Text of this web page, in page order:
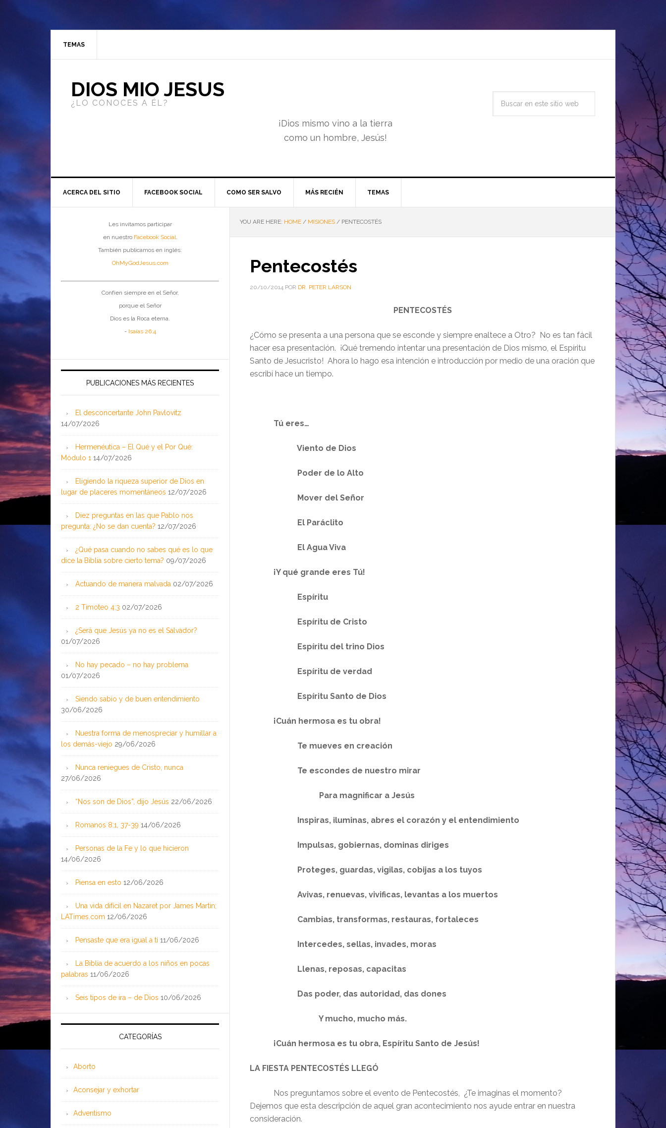
TEMAS
DIOS MIO JESUS
¿LO CONOCES A ÉL?
¡Dios mismo vino a la tierra
como un hombre, Jesús!
ACERCA DEL SITIO FACEBOOK SOCIAL COMO SER SALVO MÁS RECIÉN TEMAS
YOU ARE HERE: HOME / MISIONES / PENTECOSTÉS
Pentecostés
20/10/2014 POR DR. PETER LARSON
PENTECOSTÉS
¿Cómo se presenta a una persona que se esconde y siempre enaltece a Otro? No es tan fácil
hacer esa presentación. ¡Qué tremendo intentar una presentación de Dios mismo, el Espíritu
Santo de Jesucristo! Ahora lo hago esa intención e introducción por medio de una oración que
escribí hace un tiempo.
Tú eres…
Viento de Dios
Poder de lo Alto
Mover del Señor
El Paráclito
El Agua Viva
¡Y qué grande eres Tú!
Espíritu
Espíritu de Cristo
Espíritu del trino Dios
Espíritu de verdad
Espíritu Santo de Dios
¡Cuán hermosa es tu obra!
Te mueves en creación
Te escondes de nuestro mirar
Para magnificar a Jesús
Inspiras, iluminas, abres el corazón y el entendimiento
Impulsas, gobiernas, dominas diriges
Proteges, guardas, vigilas, cobijas a los tuyos
Avivas, renuevas, vivificas, levantas a los muertos
Cambias, transformas, restauras, fortaleces
Intercedes, sellas, invades, moras
Llenas, reposas, capacitas
Das poder, das autoridad, das dones
Y mucho, mucho más.
¡Cuán hermosa es tu obra, Espíritu Santo de Jesús!
LA FIESTA PENTECOSTÉS LLEGÓ
Nos preguntamos sobre el evento de Pentecostés, ¿Te imaginas el momento?
Dejemos que esta descripción de aquel gran acontecimiento nos ayude entrar en nuestra
consideración.
Les invitamos participar
en nuestro Facebook Social.
También publicamos en inglés:
OhMyGodJesus.com
Confíen siempre en el Señor,
porque el Señor
Dios es la Roca eterna.
- Isaías 26:4
PUBLICACIONES MÁS RECIENTES
El desconcertante John Pavlovitz
14/07/2026
Hermenéutica – El Qué y el Por Qué:
Módulo 1 14/07/2026
Eligiendo la riqueza superior de Dios en
lugar de placeres momentáneos 12/07/2026
Diez preguntas en las que Pablo nos
pregunta: ¿No se dan cuenta? 12/07/2026
¿Qué pasa cuando no sabes qué es lo que
dice la Biblia sobre cierto tema? 09/07/2026
Actuando de manera malvada 02/07/2026
2 Timoteo 4:3 02/07/2026
¿Será que Jesús ya no es el Salvador?
01/07/2026
No hay pecado – no hay problema
01/07/2026
Siendo sabio y de buen entendimiento
30/06/2026
Nuestra forma de menospreciar y humillar a
los demás-viejo 29/06/2026
Nunca reniegues de Cristo, nunca
27/06/2026
“Nos son de Dios”, dijo Jesús 22/06/2026
Romanos 8:1, 37-39 14/06/2026
Personas de la Fe y lo que hicieron
14/06/2026
Piensa en esto 12/06/2026
Una vida difícil en Nazaret por James Martin;
LATimes.com 12/06/2026
Pensaste que era igual a ti 11/06/2026
La Biblia de acuerdo a los niños en pocas
palabras 11/06/2026
Seis tipos de ira – de Dios 10/06/2026
CATEGORÍAS
Aborto
Aconsejar y exhortar
Adventismo